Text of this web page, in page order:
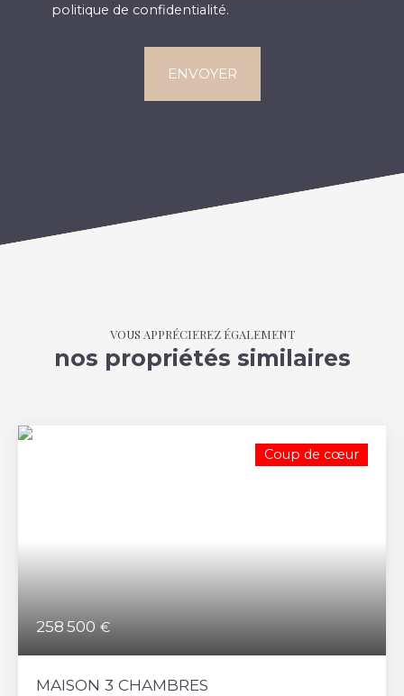
politique de confidentialité.
ENVOYER
VOUS APPRÉCIEREZ ÉGALEMENT
nos propriétés similaires
258 500 €
Coup de cœur
MAISON 3 CHAMBRES